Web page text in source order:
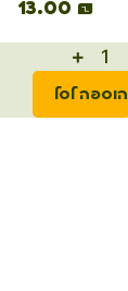
13.00 ₪
הוספה לסל